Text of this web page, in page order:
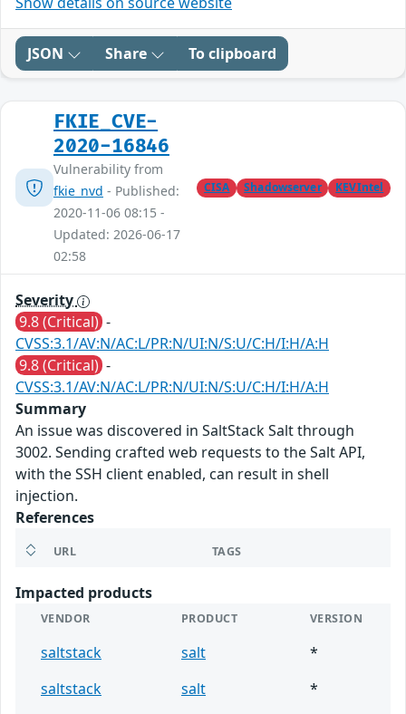
JSON Share To clipboard
FKIE_CVE-
2020-16846
Vulnerability from
fkie_nvd - Published:
2020-11-06 08:15 -
Updated: 2026-06-17
02:58
CISA Shadowserver KEVIntel
Severity
9.8 (Critical) -
CVSS:3.1/AV:N/AC:L/PR:N/UI:N/S:U/C:H/I:H/A:H
9.8 (Critical) -
CVSS:3.1/AV:N/AC:L/PR:N/UI:N/S:U/C:H/I:H/A:H
Summary
An issue was discovered in SaltStack Salt through
3002. Sending crafted web requests to the Salt API,
with the SSH client enabled, can result in shell
injection.
References
URL TAGS
Impacted products
VENDOR PRODUCT VERSION
saltstack salt
*
saltstack
salt
*